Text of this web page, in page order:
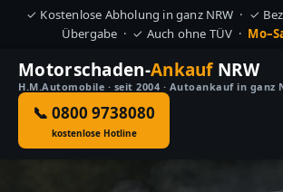
✓ Kostenlose Abholung in ganz NRW · ✓
Übergabe · ✓ Auch ohne TÜV ·
Motorschaden-AnkaufNRW
H.M.Automobile · seit 2004 · Autoankauf in ganz
📞 0800 9738080
kostenlose Hotline